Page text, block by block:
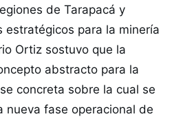
de Tarapacá y
para la minería
Ortiz sostuvo que la
abstracto para la
concreta sobre la cual se
nueva fase operacional de